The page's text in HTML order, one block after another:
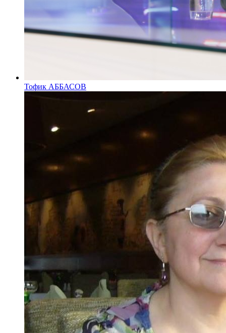
Тофик АББАСОВ